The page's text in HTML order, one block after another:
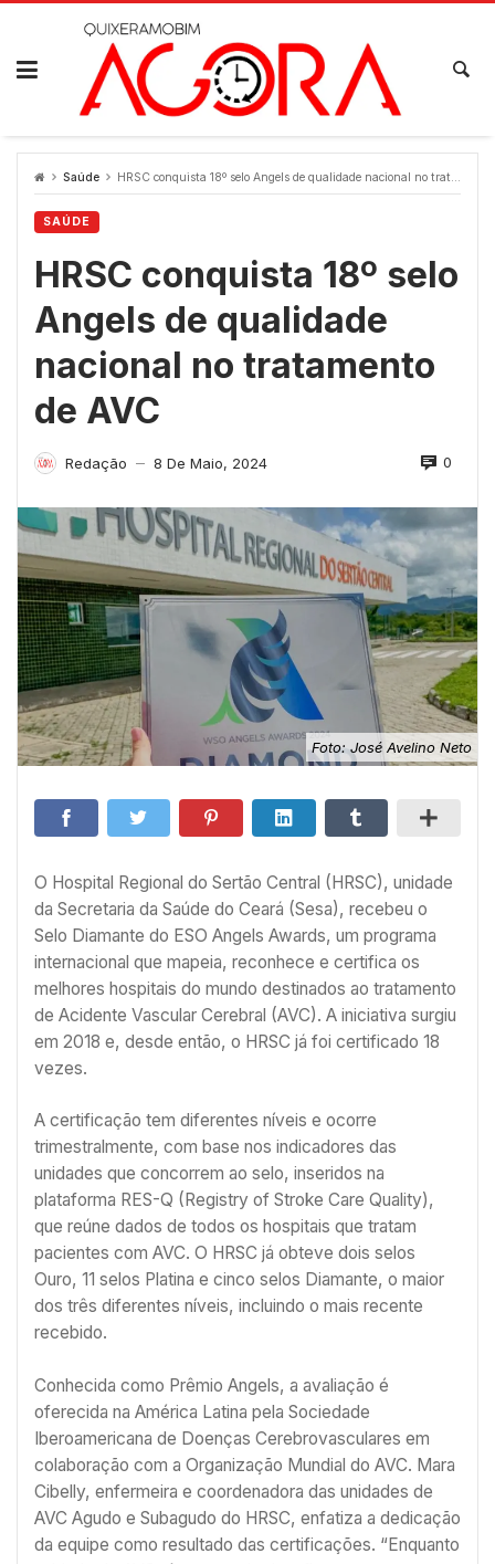
Skip
Saúde HRSC conquista 18º selo Angels de qualidade nacional no tratamento de AVC
SAÚDE
HRSC conquista 18º selo
Angels de qualidade
nacional no tratamento
de AVC
Redação — 8 De Maio, 2024 0
Foto: José Avelino Neto
O Hospital Regional do Sertão Central (HRSC), unidade
da Secretaria da Saúde do Ceará (Sesa), recebeu o
Selo Diamante do ESO Angels Awards, um programa
internacional que mapeia, reconhece e certifica os
melhores hospitais do mundo destinados ao tratamento
de Acidente Vascular Cerebral (AVC). A iniciativa surgiu
em 2018 e, desde então, o HRSC já foi certificado 18
vezes.
A certificação tem diferentes níveis e ocorre
trimestralmente, com base nos indicadores das
unidades que concorrem ao selo, inseridos na
plataforma RES-Q (Registry of Stroke Care Quality),
que reúne dados de todos os hospitais que tratam
pacientes com AVC. O HRSC já obteve dois selos
Ouro, 11 selos Platina e cinco selos Diamante, o maior
dos três diferentes níveis, incluindo o mais recente
recebido.
Conhecida como Prêmio Angels, a avaliação é
oferecida na América Latina pela Sociedade
Iberoamericana de Doenças Cerebrovasculares em
colaboração com a Organização Mundial do AVC. Mara
Cibelly, enfermeira e coordenadora das unidades de
AVC Agudo e Subagudo do HRSC, enfatiza a dedicação
da equipe como resultado das certificações. “Enquanto